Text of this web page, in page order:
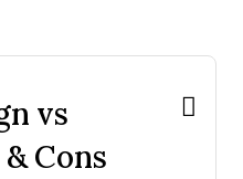
vs
Cons